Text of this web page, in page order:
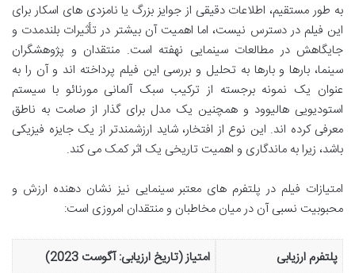
به طور مستقیم، اطلاعات دقیقی از جوایز بزرگ یا نامزدی های اسکار برای
این فیلم در دسترس نیست، اما اهمیت آن بیشتر در تأثیرات بلندمدت و
جایگاهش در مطالعات سینمایی نهفته است. منتقدان و پژوهشگران
سینما، بارها و بارها به تحلیل و بررسی این فیلم پرداخته اند و آن را به
عنوان یک نمونه برجسته از ترکیب سبک آلمانی مورنائو با سیستم
استودیویی هالیوود و همچنین یک مدل برای گذار از صامت به ناطق
معرفی کرده اند. این نوع از افتخار، شاید ارزشمندتر از یک جایزه فیزیکی
باشد، زیرا به ماندگاری و اهمیت تاریخی یک اثر کمک می کند.
امتیازات فیلم در پلتفرم های معتبر سینمایی نیز نشان دهنده ارزش و
محبوبیت نسبی آن در میان مخاطبان و منتقدان امروزی است:
پلتفرم ارزیابی
امتیاز (تاریخ ارزیابی: آگوست 2023)